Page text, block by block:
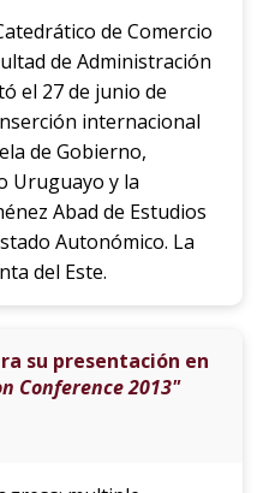
de Comercio
de Administración
el 27 de junio de
internacional
de Gobierno,
Uruguayo y la
Abad de Estudios
Autonómico. La
del Este.
su presentación en
Conference 2013"